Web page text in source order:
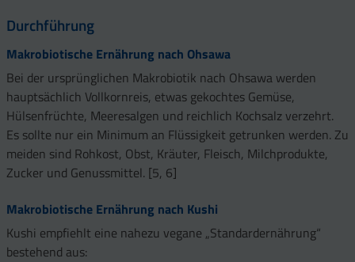
Durchführung
Makrobiotische Ernährung nach Ohsawa
Bei der ursprünglichen Makrobiotik nach Ohsawa werden
hauptsächlich Vollkornreis, etwas gekochtes Gemüse,
Hülsenfrüchte, Meeresalgen und reichlich Kochsalz verzehrt.
Es sollte nur ein Minimum an Flüssigkeit getrunken werden. Zu
meiden sind Rohkost, Obst, Kräuter, Fleisch, Milchprodukte,
Zucker und Genussmittel. [5, 6]
Makrobiotische Ernährung nach Kushi
Kushi empfiehlt eine nahezu vegane „Standardernährung“
bestehend aus: